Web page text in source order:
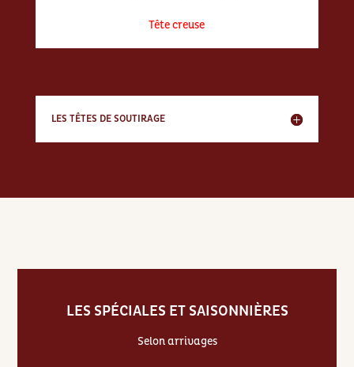
Tête creuse
LES TÊTES DE SOUTIRAGE
LES SPÉCIALES ET SAISONNIÈRES
Selon arrivages